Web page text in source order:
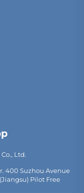
Ltd.
400 Suzhou Avenue
Pilot Free